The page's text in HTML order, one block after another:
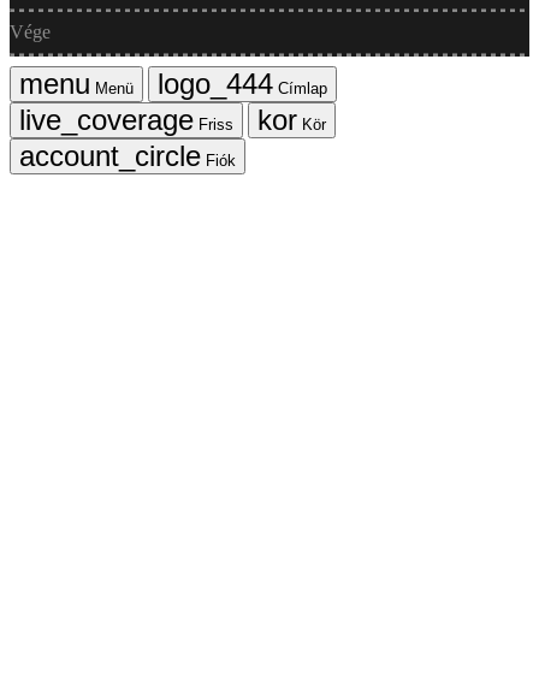
Vége
Menü
Címlap
Friss
Kör
Fiók